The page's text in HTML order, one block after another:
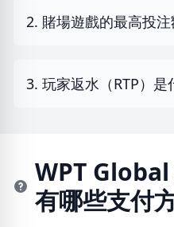
2. 賭場遊戲的最高投注
3. 玩家返水（RTP）是
WPT
有哪些支付